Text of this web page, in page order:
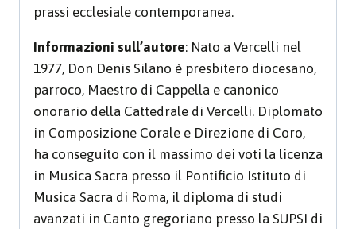
prassi ecclesiale contemporanea.
Informazioni sull’autore: Nato a Vercelli nel
1977, Don Denis Silano è presbitero diocesano,
parroco, Maestro di Cappella e canonico
onorario della Cattedrale di Vercelli. Diplomato
in Composizione Corale e Direzione di Coro,
ha conseguito con il massimo dei voti la licenza
in Musica Sacra presso il Pontificio Istituto di
Musica Sacra di Roma, il diploma di studi
avanzati in Canto gregoriano presso la SUPSI di